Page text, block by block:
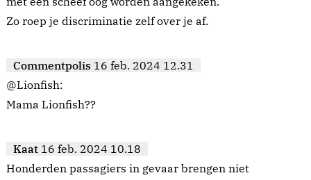
Zo roep je discriminatie zelf over je af.
Commentpolis 16 feb. 2024 12.31
@Lionfish:
Mama Lionfish??
Kaat 16 feb. 2024 10.18
Honderden passagiers in gevaar brengen niet